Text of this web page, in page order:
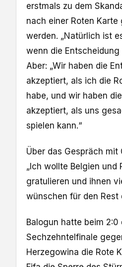
erstmals zu dem
nach einer Roten Karte
werden. „Natürlich ist
wenn die Entscheidung
Aber: „Wir haben die
akzeptiert, als ich die
habe, und wir haben
akzeptiert, als uns
spielen kann.“
Über das Gespräch mit
„Ich wollte Belgien und
gratulieren und ihnen
wünschen für den Rest
Balogun hatte beim 2:0
Sechzehntelfinale
Herzegowina die Rote